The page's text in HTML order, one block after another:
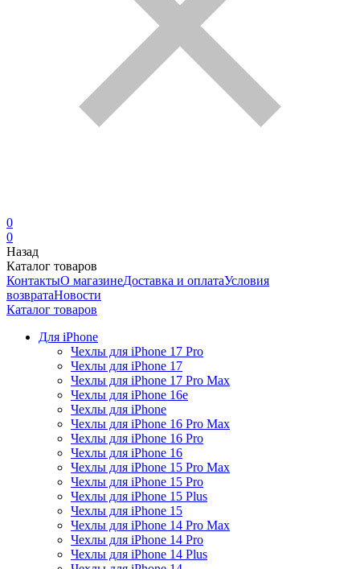
0
0
Назад
Каталог товаров
КонтактыО магазинеДоставка и оплатаУсловия
возвратаНовости
Каталог товаров
Для iPhone
Чехлы для iPhone 17 Pro
Чехлы для iPhone 17
Чехлы для iPhone 17 Pro Max
Чехлы для iPhone 16e
Чехлы для iPhone
Чехлы для iPhone 16 Pro Max
Чехлы для iPhone 16 Pro
Чехлы для iPhone 16
Чехлы для iPhone 15 Pro Max
Чехлы для iPhone 15 Pro
Чехлы для iPhone 15 Plus
Чехлы для iPhone 15
Чехлы для iPhone 14 Pro Max
Чехлы для iPhone 14 Pro
Чехлы для iPhone 14 Plus